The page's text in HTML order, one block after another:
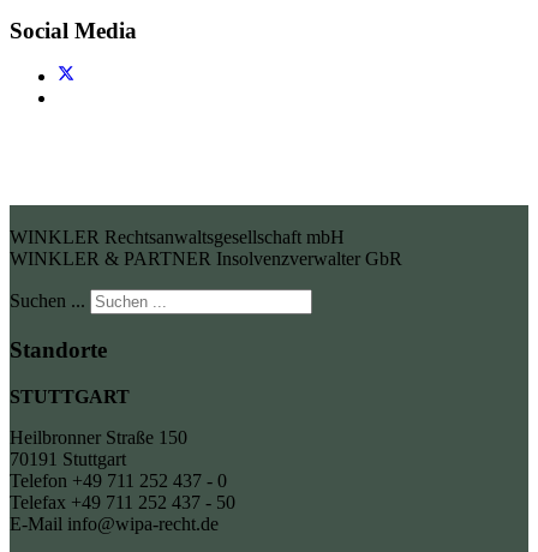
Social Media
WINKLER Rechtsanwaltsgesellschaft mbH
WINKLER & PARTNER Insolvenzverwalter GbR
Suchen ...
Standorte
STUTTGART
Heilbronner Straße 150
70191 Stuttgart
Telefon +49 711 252 437 - 0
Telefax +49 711 252 437 - 50
E-Mail info@wipa-recht.de